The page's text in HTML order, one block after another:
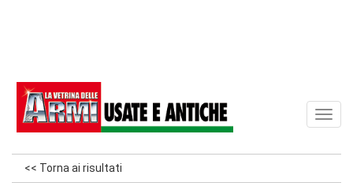
<< Torna ai risultati